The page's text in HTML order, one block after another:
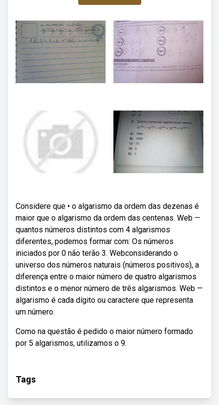
Considere que • o algarismo da ordem das dezenas é
maior que o algarismo da ordem das centenas. Web —
quantos números distintos com 4 algarismos
diferentes, podemos formar com: Os números
iniciados por 0 não terão 3. Webconsiderando o
universo dos números naturais (números positivos), a
diferença entre o maior número de quatro algarismos
distintos e o menor número de três algarismos. Web —
algarismo é cada dígito ou caractere que representa
um número.
Como na questão é pedido o maior número formado
por 5 algarismos, utilizamos o 9.
Tags